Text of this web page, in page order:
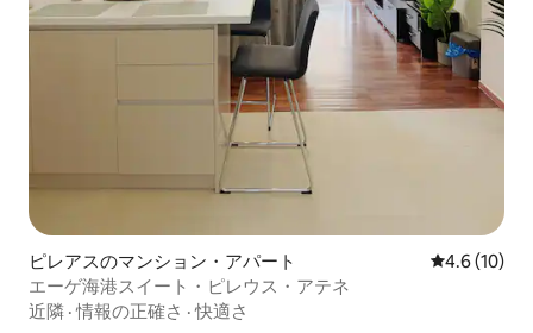
ピレアスのマンション・アパート レビュー10
4.6 (10)
エーゲ海港スイート・ピレウス・アテネ
近隣 ·情報の正確さ ·快適さ